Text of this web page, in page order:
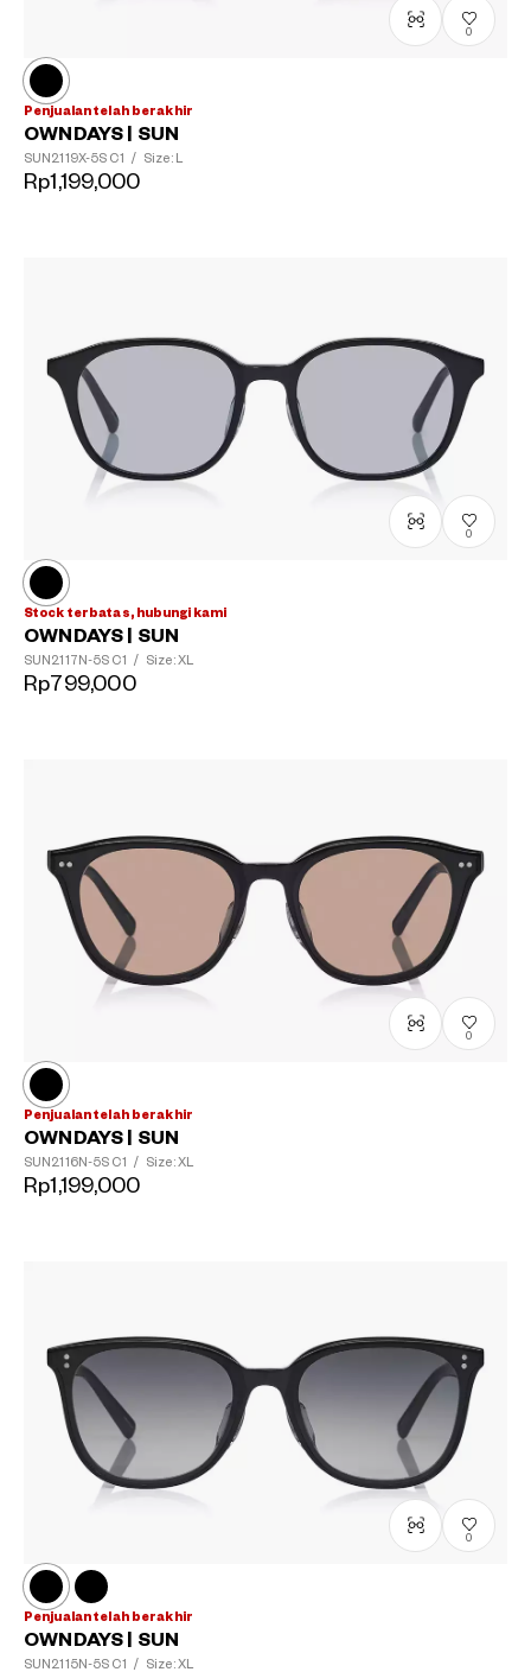
0
Penjualan telah berakhir
OWNDAYS | SUN
SUN2119X-5S C1 / Size: L
Rp1,199,000
0
Stock terbatas, hubungi kami
OWNDAYS | SUN
SUN2117N-5S C1 / Size: XL
Rp799,000
0
Penjualan telah berakhir
OWNDAYS | SUN
SUN2116N-5S C1 / Size: XL
Rp1,199,000
0
Penjualan telah berakhir
OWNDAYS | SUN
SUN2115N-5S C1 / Size: XL